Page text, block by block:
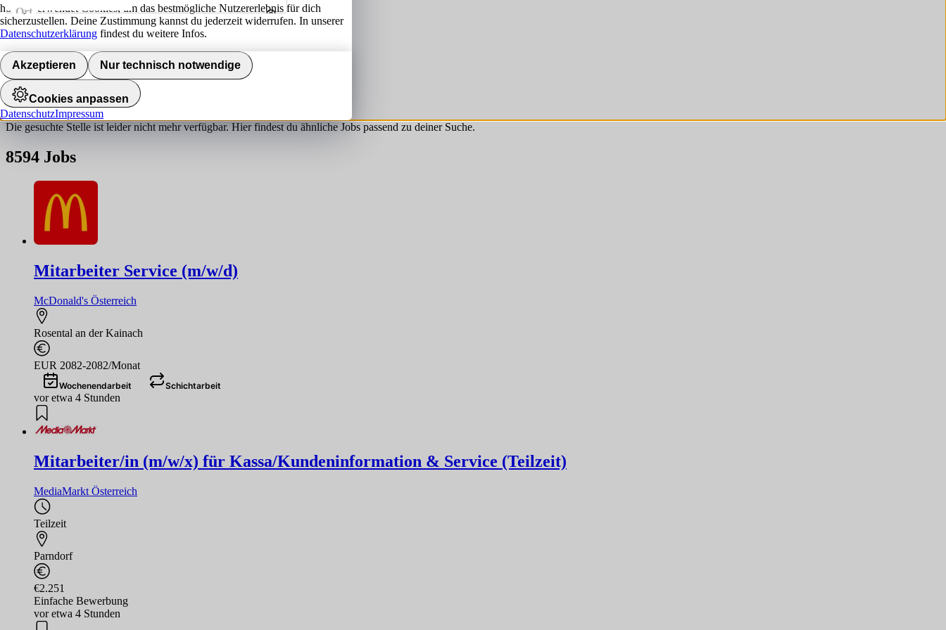
Ort
Umkreis
Jobs finden
Job nicht gefunden!
Die gesuchte Stelle ist leider nicht mehr verfügbar. Hier findest du ähnliche Jobs passend zu deiner Suche.
8594 Jobs
Mitarbeiter Service (m/w/d)
McDonald's Österreich
Rosental an der Kainach
EUR 2082-2082/Monat
Wochenendarbeit Schichtarbeit
vor etwa 4 Stunden
Mitarbeiter/in (m/w/x) für Kassa/Kundeninformation & Service (Teilzeit)
MediaMarkt Österreich
Teilzeit
Parndorf
€2.251
Einfache Bewerbung
vor etwa 4 Stunden
hokify verwendet Cookies, um das bestmögliche Nutzererlebnis für dich
sicherzustellen. Deine Zustimmung kannst du jederzeit widerrufen. In unserer
Datenschutzerklärung findest du weitere Infos.
Akzeptieren Nur technisch notwendige
Cookies anpassen
DatenschutzImpressum